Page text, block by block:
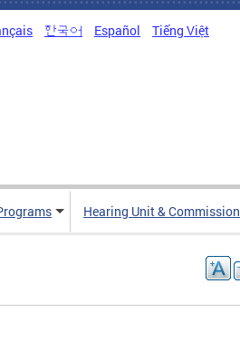
한국어 Español Tiếng Việt
Hearing Unit & Commission